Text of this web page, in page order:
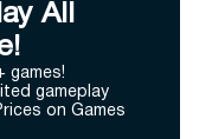
All
games!
gameplay
on Games